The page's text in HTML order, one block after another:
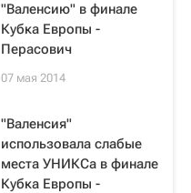
"Валенсию" в финале
Кубка Европы -
Перасович
07 мая 2014
"Валенсия"
использовала слабые
места УНИКСа в финале
Кубка Европы -